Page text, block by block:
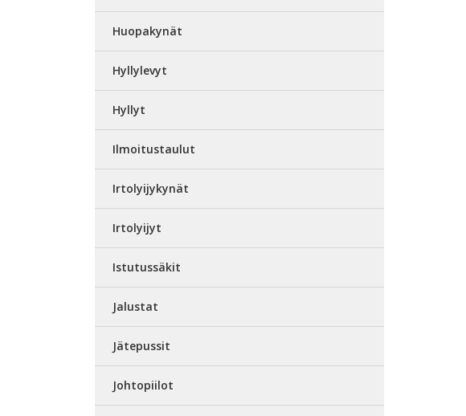
Huopakynät
Hyllylevyt
Hyllyt
Ilmoitustaulut
Irtolyijykynät
Irtolyijyt
Istutussäkit
Jalustat
Jätepussit
Johtopiilot